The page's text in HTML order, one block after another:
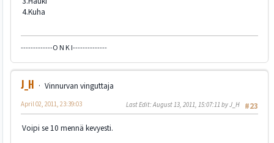
4.Kuha
-------------O N K I--------------
J_H
Vinnurvan vinguttaja
#23
April 02, 2011, 23:39:03 Last Edit: August 13, 2011, 15:07:11 by J_H
Voipi se 10 mennä kevyesti.